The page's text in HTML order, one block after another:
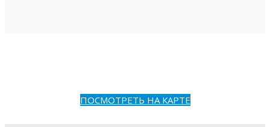
ПОСМОТРЕТЬ НА КАРТЕ